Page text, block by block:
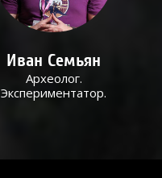
Иван Семьян
Археолог.
Экспериментатор.